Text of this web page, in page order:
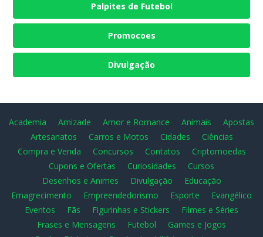
Palpites de Futebol
Promocoes
Divulgação
Academia Amizade Amor e Romance Animais
Apostas
Artesanatos
Carros e Motos Cidades
Ciências
Compra e Venda
Concursos Contatos
Criptomoedas
Cupons e Ofertas
Curiosidades
Cursos
Desenhos e Animes
Divulgação
Educação
Emagrecimento
Empreendedorismo Esporte
Evangélico
Eventos
Fãs Figurinhas e Stickers
Filmes e Séries
Frases e Mensagens
Futebol
Games e Jogos